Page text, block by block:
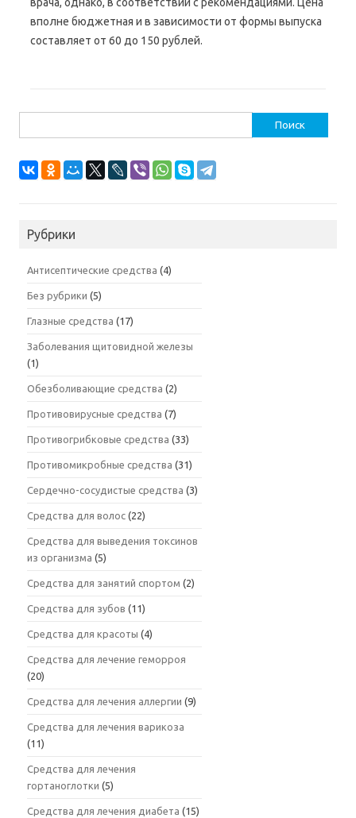
вполне бюджетная и в зависимости от формы выпуска
составляет от 60 до 150 рублей.
Рубрики
Антисептические средства (4)
Без рубрики (5)
Глазные средства (17)
Заболевания щитовидной железы
(1)
Обезболивающие средства (2)
Противовирусные средства (7)
Противогрибковые средства (33)
Противомикробные средства (31)
Сердечно-сосудистые средства (3)
Средства для волос (22)
Средства для выведения токсинов
из организма (5)
Средства для занятий спортом (2)
Средства для зубов (11)
Средства для красоты (4)
Средства для лечение геморроя
(20)
Средства для лечения аллергии (9)
Средства для лечения варикоза
(11)
Средства для лечения
гортаноглотки (5)
Средства для лечения диабета (15)